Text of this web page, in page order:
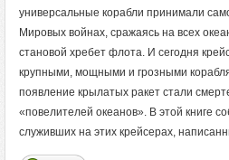
универсальные корабли принимали
Мировых войнах, сражаясь на всех
становой хребет флота. И сегодня
крупными, мощными и грозными
появление крылатых ракет стали
«повелителей океанов». В этой книге
служивших на этих крейсерах,